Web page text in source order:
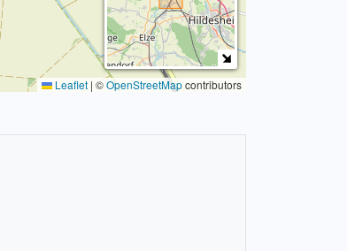
Leaflet | ©OpenStreetMapcontributors